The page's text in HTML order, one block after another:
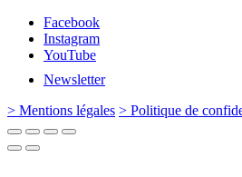
Facebook
Instagram
YouTube
Newsletter
> Mentions légales > Politique de